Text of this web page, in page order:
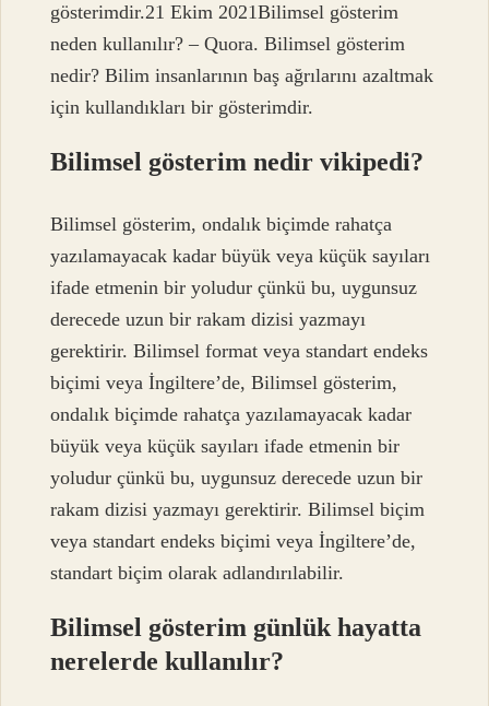
gösterimdir.21 Ekim 2021Bilimsel gösterim
neden kullanılır? – Quora. Bilimsel gösterim
nedir? Bilim insanlarının baş ağrılarını azaltmak
için kullandıkları bir gösterimdir.
Bilimsel gösterim nedir vikipedi?
Bilimsel gösterim, ondalık biçimde rahatça
yazılamayacak kadar büyük veya küçük sayıları
ifade etmenin bir yoludur çünkü bu, uygunsuz
derecede uzun bir rakam dizisi yazmayı
gerektirir. Bilimsel format veya standart endeks
biçimi veya İngiltere’de, Bilimsel gösterim,
ondalık biçimde rahatça yazılamayacak kadar
büyük veya küçük sayıları ifade etmenin bir
yoludur çünkü bu, uygunsuz derecede uzun bir
rakam dizisi yazmayı gerektirir. Bilimsel biçim
veya standart endeks biçimi veya İngiltere’de,
standart biçim olarak adlandırılabilir.
Bilimsel gösterim günlük hayatta
nerelerde kullanılır?